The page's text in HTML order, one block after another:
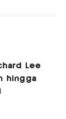
Lee
hingga